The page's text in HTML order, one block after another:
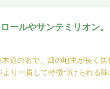
ールやサンテミリオン
道の名で、畑の地主が長く
り一貫して特徴づけられる